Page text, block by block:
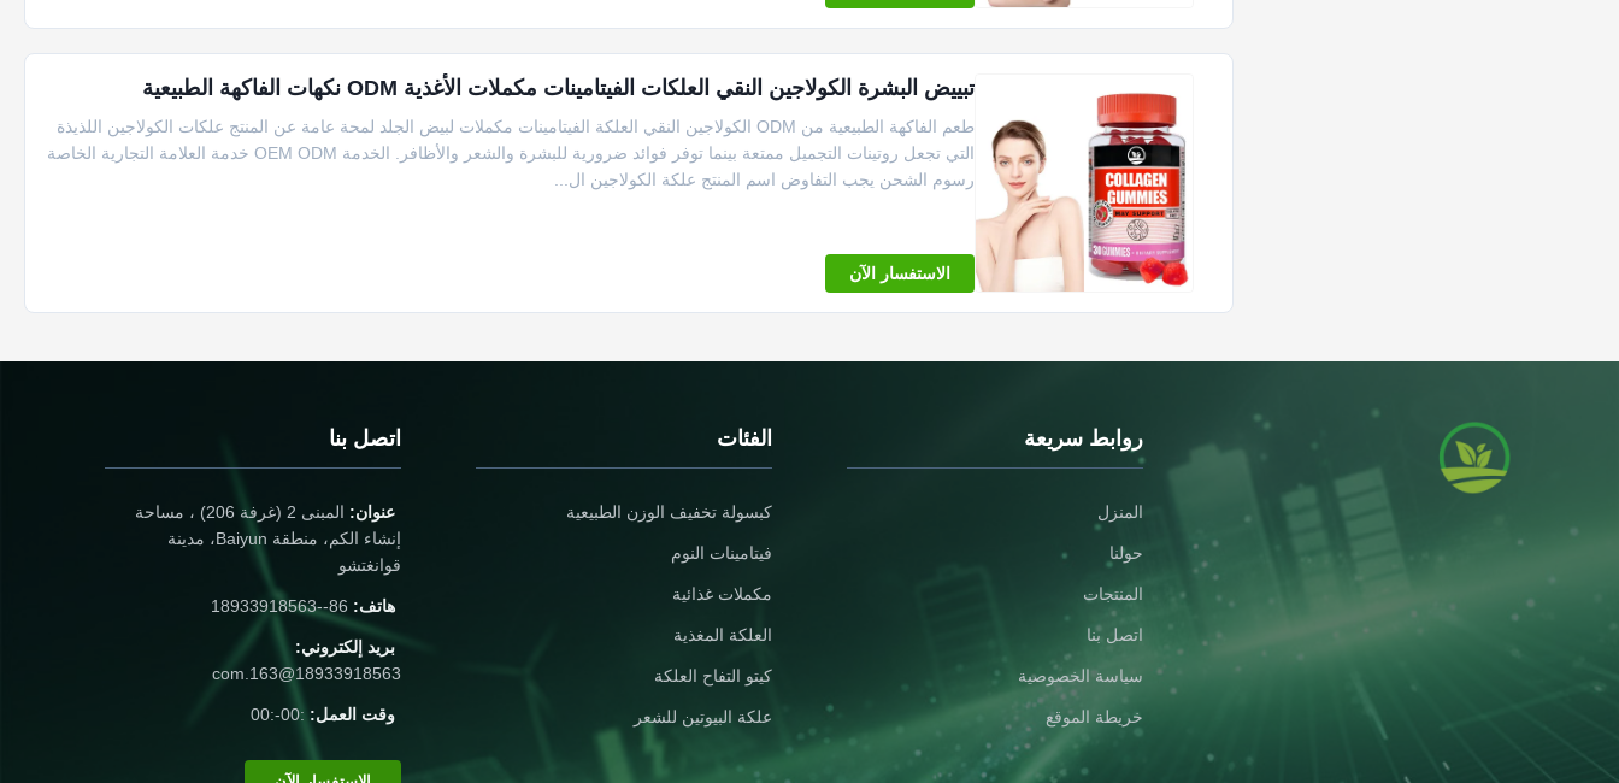
تبييض البشرة الكولاجين النقي العلكات الفيتامينات مكملات الأغذية ODM نكهات الفاكهة الطبيعية
طعم الفاكهة الطبيعية من ODM الكولاجين النقي العلكة الفيتامينات مكملات لبيض الجلد لمحة عامة عن المنتج علكات الكولاجين اللذيذة
التي تجعل روتينات التجميل ممتعة بينما توفر فوائد ضرورية للبشرة والشعر والأظافر. الخدمة OEM ODM خدمة العلامة التجارية الخاصة
رسوم الشحن يجب التفاوض اسم المنتج علكة الكولاجين ال...
الاستفسار الآن
روابط سريعة
المنزل
حولنا
المنتجات
اتصل بنا
سياسة الخصوصية
خريطة الموقع
الفئات
كبسولة تخفيف الوزن الطبيعية
فيتامينات النوم
مكملات غذائية
العلكة المغذية
كيتو التفاح العلكة
علكة البيوتين للشعر
اتصل بنا
عنوان:
المبنى 2 (غرفة 206) ، مساحة
إنشاء الكم، منطقة Baiyun، مدينة
قوانغتشو
هاتف:
بريد إلكتروني:
18933918563@163.com
وقت العمل: :00-:00